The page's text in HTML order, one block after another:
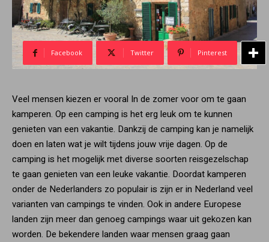
Facebook Twitter Pinterest
Veel mensen kiezen er vooral In de zomer voor om te gaan
kamperen. Op een camping is het erg leuk om te kunnen
genieten van een vakantie. Dankzij de camping kan je namelijk
doen en laten wat je wilt tijdens jouw vrije dagen. Op de
camping is het mogelijk met diverse soorten reisgezelschap
te gaan genieten van een leuke vakantie. Doordat kamperen
onder de Nederlanders zo populair is zijn er in Nederland veel
varianten van campings te vinden. Ook in andere Europese
landen zijn meer dan genoeg campings waar uit gekozen kan
worden. De bekendere landen waar mensen graag gaan